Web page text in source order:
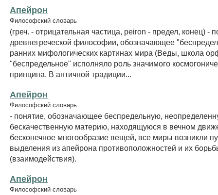
Апейрон
Философский словарь
(греч. - отрицательная частица, peiron - предел, конец) -
древнегреческой философии, обозначающее
ранних мифологических картинах мира (Веды, школа
"беспредельное" исполняло роль значимого
принципа. В античной традиции...
Апейрон
Философский словарь
- понятие, обозначающее беспредельную,
бескачественную материю, находящуюся в вечном
бесконечное многообразие вещей, все миры возникли
выделения из апейрона противоположностей и их
(взаимодействия).
Апейрон
Философский словарь